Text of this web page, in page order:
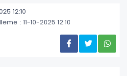
12:10
: 11-10-2025 12:10